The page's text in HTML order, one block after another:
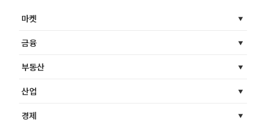
마켓
금융
부동산
산업
경제